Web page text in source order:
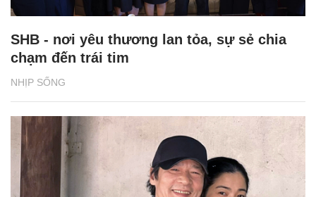
NHỊP SỐNG
SHB - nơi yêu thương lan tỏa, sự sẻ chia
chạm đến trái tim